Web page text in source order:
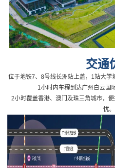
交通
位于地铁7、8号线长洲站上盖，1站大学
1小时内车程到达广州白云国
2小时覆盖香港、澳门及珠三角城市，
忧。